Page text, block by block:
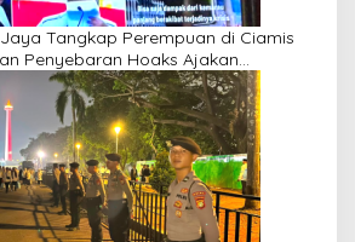
Tangkap Perempuan di Ciamis
Penyebaran Hoaks Ajakan
Jelang 17 Agustus